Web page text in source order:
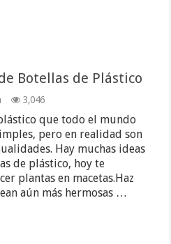
Botellas de Plástico
3,046
que todo el mundo
pero en realidad son
Hay muchas ideas
de plástico, hoy te
plantas en macetas.Haz
aún más hermosas …